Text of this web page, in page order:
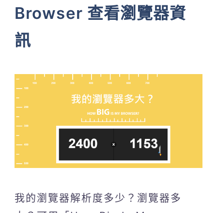
Browser 查看瀏覽器資
訊
我的瀏覽器解析度多少？瀏覽器多